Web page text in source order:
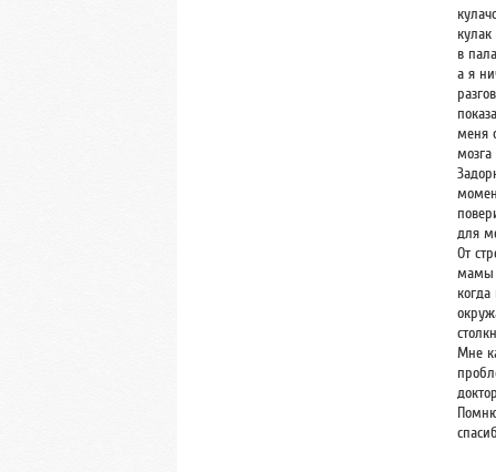
в
а я
меня
для
От
мамы
Мне